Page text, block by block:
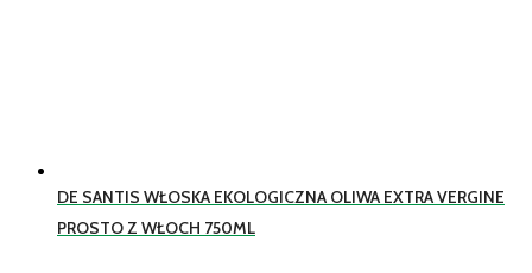
DE SANTIS WŁOSKA EKOLOGICZNA OLIWA EXTRA VERGINE
PROSTO Z WŁOCH 750ML